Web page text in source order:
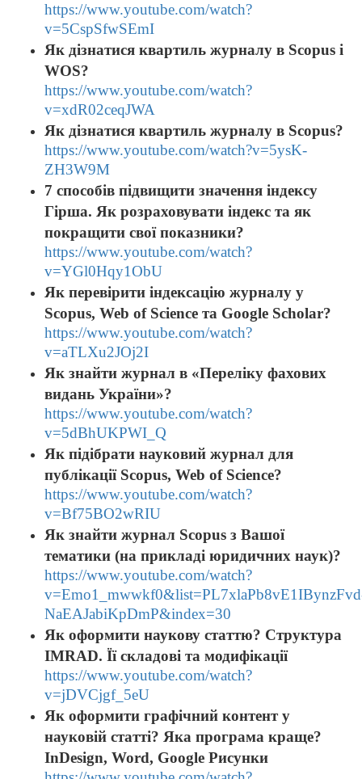
https://www.youtube.com/watch?
v=5CspSfwSEmI
Як дізнатися квартиль журналу в Scopus і
WOS?
https://www.youtube.com/watch?
v=xdR02ceqJWA
Як дізнатися квартиль журналу в Scopus?
https://www.youtube.com/watch?v=5ysK-
ZH3W9M
7 способів підвищити значення індексу
Гірша. Як розраховувати індекс та як
покращити свої показники?
https://www.youtube.com/watch?
v=YGl0Hqy1ObU
Як перевірити індексацію журналу у
Scopus, Web of Science та Google Scholar?
https://www.youtube.com/watch?
v=aTLXu2JOj2I
Як знайти журнал в «Переліку фахових
видань України»?
https://www.youtube.com/watch?
v=5dBhUKPWI_Q
Як підібрати науковий журнал для
публікації Scopus, Web of Science?
https://www.youtube.com/watch?
v=Bf75BO2wRIU
Як знайти журнал Scopus з Вашої
тематики (на прикладі юридичних наук)?
https://www.youtube.com/watch?
NaEAJabiKpDmP&index=30
Як оформити наукову статтю? Структура
IMRAD. Її складові та модифікації
https://www.youtube.com/watch?
v=jDVCjgf_5eU
Як оформити графічний контент у
науковій статті? Яка програма краще?
InDesign, Word, Google Рисунки